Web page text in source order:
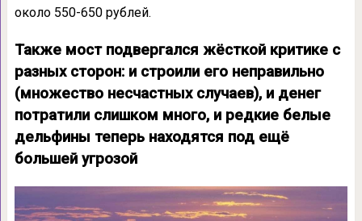
около 550-650 рублей.
Также мост подвергался жёсткой критике с
разных сторон: и строили его неправильно
(множество несчастных случаев), и денег
потратили слишком много, и редкие белые
дельфины теперь находятся под ещё
большей угрозой